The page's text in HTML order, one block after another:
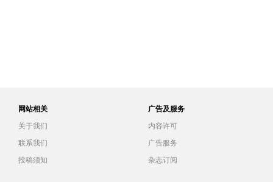
网站相关
关于我们
联系我们
投稿须知
广告及服务
内容许可
广告服务
杂志订阅